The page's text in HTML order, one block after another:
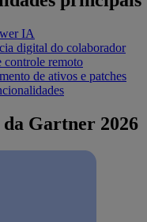
IA
digital do colaborador
controle remoto
de ativos e patches
Gartner 2026